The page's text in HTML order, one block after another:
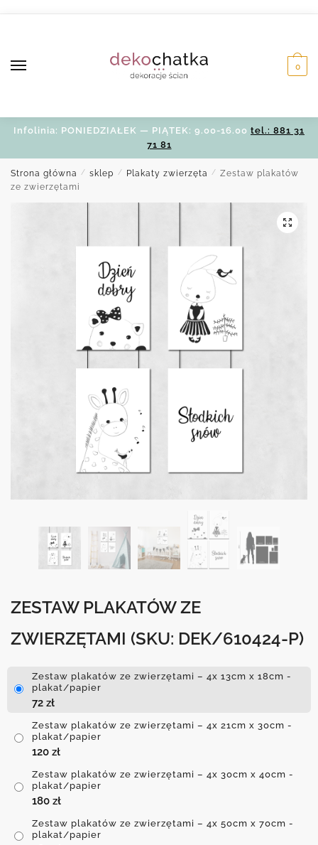
0
Infolinia: PONIEDZIAŁEK — PIĄTEK: 9.00-16.00 tel.: 881 31
71 81
Strona główna / sklep / Plakaty zwierzęta / Zestaw plakatów
ze zwierzętami
ZESTAW PLAKATÓW ZE
ZWIERZĘTAMI (SKU: DEK/610424-P)
Zestaw plakatów ze zwierzętami – 4x 13cm x 18cm -
plakat/papier
72 zł
Zestaw plakatów ze zwierzętami – 4x 21cm x 30cm -
plakat/papier
120 zł
Zestaw plakatów ze zwierzętami – 4x 30cm x 40cm -
plakat/papier
180 zł
Zestaw plakatów ze zwierzętami – 4x 50cm x 70cm -
plakat/papier